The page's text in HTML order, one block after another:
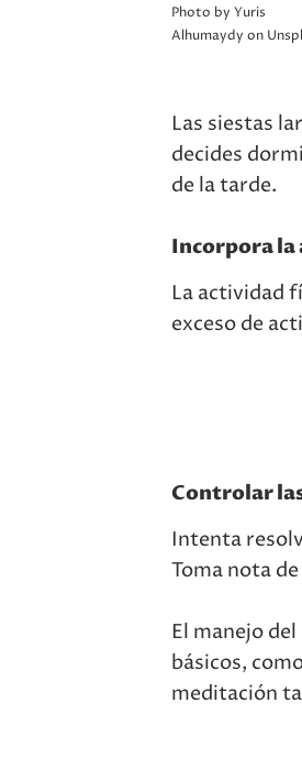
Photo by Yuris
Alhumaydy on
Las siestas
decides
de la tarde.
Incorpora
La actividad
exceso de
Controlar
Intenta
Toma nota
El manejo
básicos,
meditación